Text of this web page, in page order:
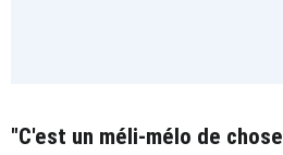
"C'est un méli-mélo de